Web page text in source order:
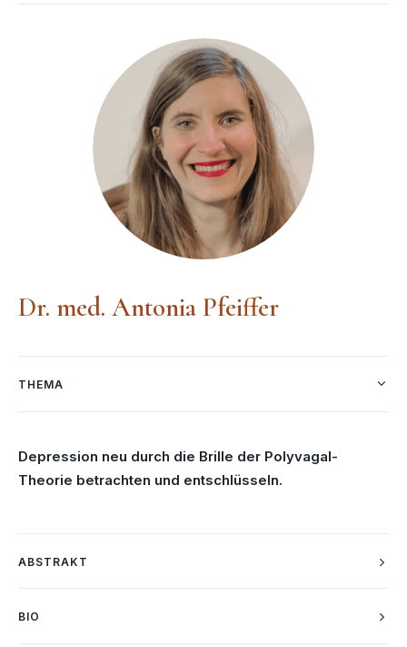
Dr. med. Antonia Pfeiffer
THEMA
Depression neu durch die Brille der Polyvagal-
Theorie betrachten und entschlüsseln.
ABSTRAKT
BIO